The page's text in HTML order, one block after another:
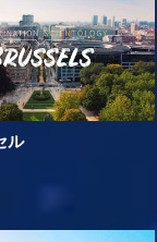
ル